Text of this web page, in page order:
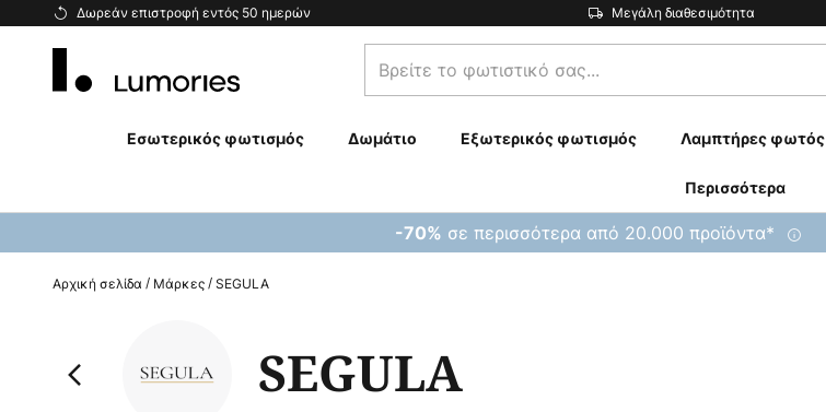
Δωρεάν επιστροφή εντός 50 ημερών Μεγάλη διαθεσιμότητα
Μετάβαση
Βρείτε
το
σας...
Εσωτερικός φωτισμός Δωμάτιο Εξωτερικός φωτισμός Λαμπτήρες φωτός
Περισσότερα
-70% σε περισσότερα από 20.000 προϊόντα*
Αρχική σελίδα Μάρκες SEGULA
SEGULA